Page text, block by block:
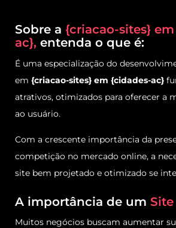
Sobre a {criacao-sites}
ac}, entenda o que é:
É uma especialização do
em {criacao-sites} em {cidades-ac}
atrativos, otimizados para oferecer a
ao usuário.
Com a crescente importância da
competição no mercado online, a
site bem projetado e otimizado se
A importância de um
Muitos negócios buscam aumentar